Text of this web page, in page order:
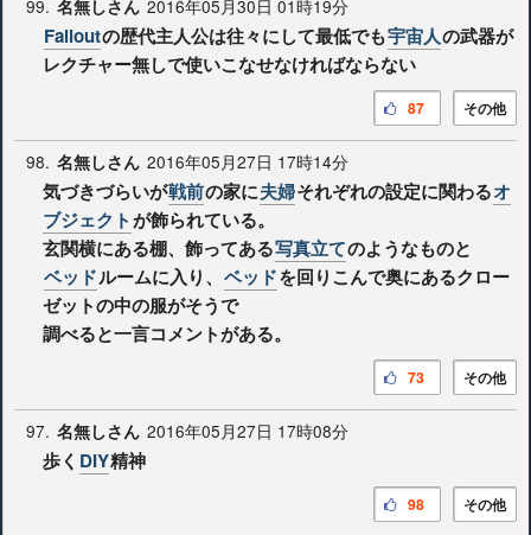
99. 名無しさん 2016年05月30日 01時19分
Falloutの歴代主人公は往々にして最低でも宇宙人の武器が
レクチャー無しで使いこなせなければならない
その他
87
98. 名無しさん 2016年05月27日 17時14分
気づきづらいが戦前の家に夫婦それぞれの設定に関わるオ
ブジェクトが飾られている。
玄関横にある棚、飾ってある写真立てのようなものと
ベッドルームに入り、 ベッドを回りこんで奥にあるクロー
ゼットの中の服がそうで
調べると一言コメントがある。
その他
73
97. 名無しさん 2016年05月27日 17時08分
歩く DIY精神
その他
98